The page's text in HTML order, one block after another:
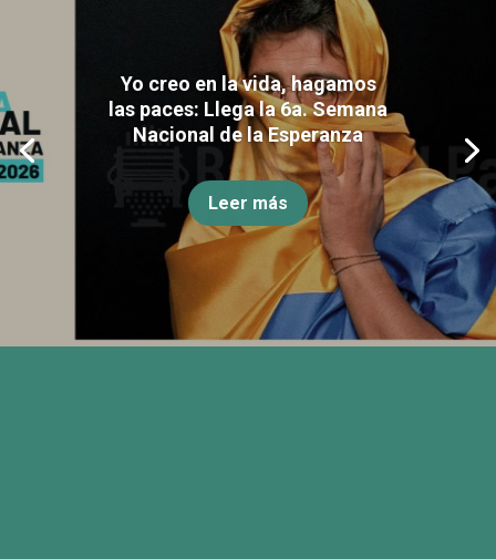
Yo creo en la vida, hagamos
las paces: Llega la 6a. Semana
Nacional de la Esperanza
Leer más